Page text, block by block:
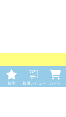
新作 着用レビュー カート